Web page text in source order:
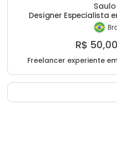
Saulo
Designer Especialista
R$ 50,00
Freelancer experiente